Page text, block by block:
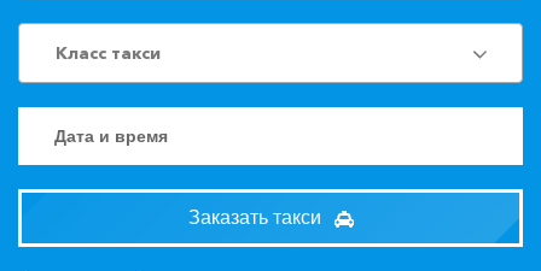
Класс такси
Заказать такси